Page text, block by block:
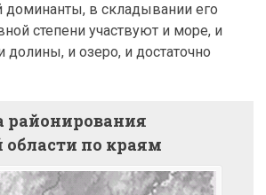
доминанты, в складывании его
степени участвуют и море, и
долины, и озеро, и достаточно
районирования
по краям